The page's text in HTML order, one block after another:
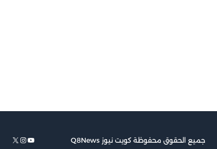
جميع الحقوق محفوظة كويت نيوز Q8News يوتيوب
إنستجرام
إكس